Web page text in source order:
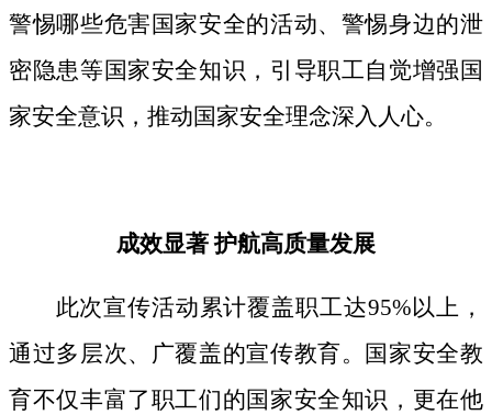
警惕哪些危害国家安全的活动、警惕身边的泄
密隐患等国家安全知识，引导职工自觉增强国
家安全意识，推动国家安全理念深入人心。
成效显著护航高质量发展
此次宣传活动累计覆盖职工达95%以上，
通过多层次、广覆盖的宣传教育。国家安全教
育不仅丰富了职工们的国家安全知识，更在他